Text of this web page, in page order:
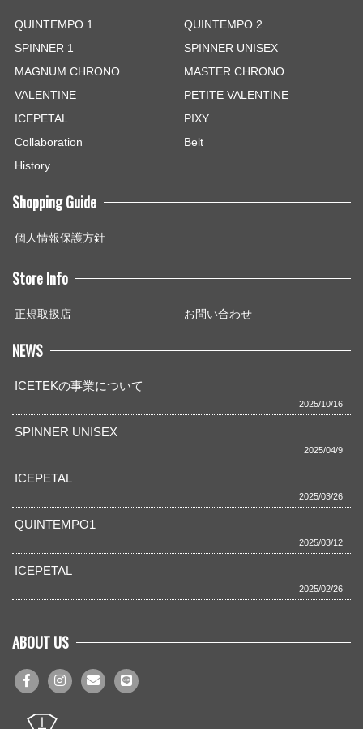
QUINTEMPO 1
QUINTEMPO 2
SPINNER 1
SPINNER UNISEX
MAGNUM CHRONO
MASTER CHRONO
VALENTINE
PETITE VALENTINE
ICEPETAL
PIXY
Collaboration
Belt
History
Shopping Guide
個人情報保護方針
Store Info
正規取扱店 お問い合わせ
NEWS
ICETEKの事業について
2025/10/16
SPINNER UNISEX
2025/04/9
ICEPETAL
2025/03/26
QUINTEMPO1
2025/03/12
ICEPETAL
2025/02/26
ABOUT US